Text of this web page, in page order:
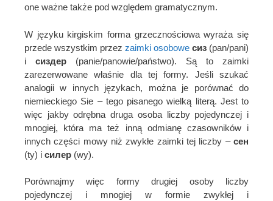
one ważne także pod względem gramatycznym.
W języku kirgiskim forma grzecznościowa wyraża się
przede wszystkim przez zaimki osobowe сиз (pan/pani)
i сиздер (panie/panowie/państwo). Są to zaimki
zarezerwowane właśnie dla tej formy. Jeśli szukać
analogii w innych językach, można je porównać do
niemieckiego Sie – tego pisanego wielką literą. Jest to
więc jakby odrębna druga osoba liczby pojedynczej i
mnogiej, która ma też inną odmianę czasowników i
innych części mowy niż zwykłe zaimki tej liczby – сен
(ty) i силер (wy).
Porównajmy więc formy drugiej osoby liczby
pojedynczej i mnogiej w formie zwykłej i